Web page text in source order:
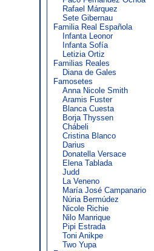
Rafael Márquez
Sete Gibernau
Familia Real Española
Infanta Leonor
Infanta Sofía
Letizia Ortiz
Familias Reales
Diana de Gales
Famosetes
Anna Nicole Smith
Aramis Fuster
Blanca Cuesta
Borja Thyssen
Chábeli
Cristina Blanco
Darius
Donatella Versace
Elena Tablada
Judd
La Veneno
María José Campanario
Núria Bermúdez
Nicole Richie
Nilo Manrique
Pipi Estrada
Toni Anikpe
Two Yupa